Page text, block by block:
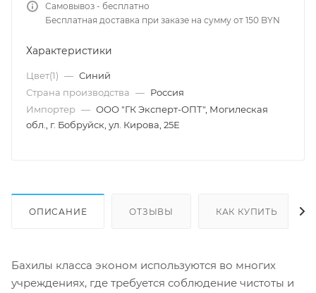
Самовывоз - бесплатно
Бесплатная доставка при заказе на сумму от 150 BYN
Характеристики
Цвет(1) — Синий
Страна производства — Россия
Импортер — ООО "ГК Эксперт-ОПТ", Могилеская
обл., г. Бобруйск, ул. Кирова, 25Е
ОПИСАНИЕ ОТЗЫВЫ КАК КУПИТЬ
Бахилы класса эконом используются во многих
учреждениях, где требуется соблюдение чистоты и